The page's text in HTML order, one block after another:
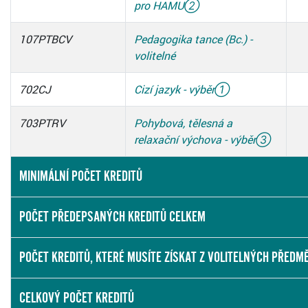
pro HAMU②
107PTBCV
Pedagogika tance (Bc.) -
volitelné
702CJ Cizí jazyk - výběr①
703PTRV
Pohybová, tělesná a
relaxační výchova - výběr③
MINIMÁLNÍ POČET KREDITŮ
POČET PŘEDEPSANÝCH KREDITŮ CELKEM
POČET KREDITŮ, KTERÉ MUSÍTE ZÍSKAT Z VOLITELNÝCH
CELKOVÝ POČET KREDITŮ